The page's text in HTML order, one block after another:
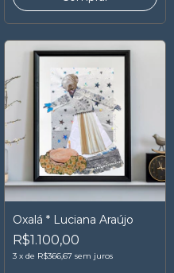
Oxalá * Luciana Araújo
R$1.100,00
3 x de R$366,67 sem juros